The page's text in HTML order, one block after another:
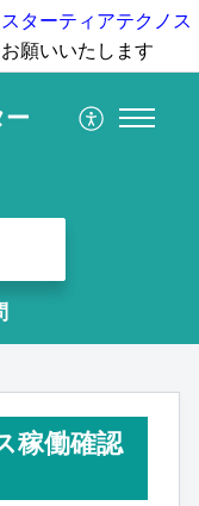
スターティアテクノス
願いいたします
ー
稼働確認